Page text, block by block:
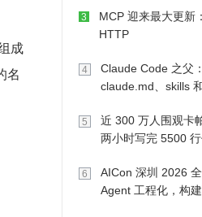
成
名
3
MCP 迎来最大更新
HTTP
4
Claude Code 之父
claude.md、skills
5
近 300 万人围观卡
两小时写完 5500 行
6
AICon 深圳 2026
Agent 工程化，构